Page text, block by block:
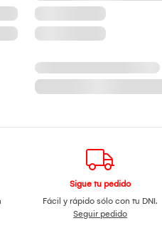
Sigue tu pedido
Fácil y rápido sólo con tu DNI.
Seguir pedido